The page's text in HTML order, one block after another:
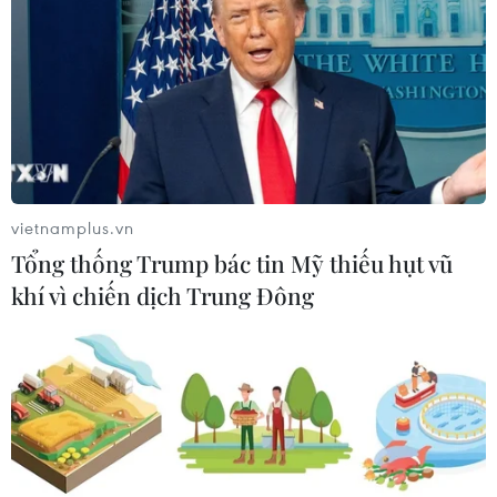
#SEA Games 26 #U23 Việt Nam
#Falko Goetz
#HCV
#Tiền thường Việt Nam
Theo dõi VietnamPlus
vietnamplus.vn
Tổng thống Trump bác tin Mỹ thiếu hụt vũ
khí vì chiến dịch Trung Đông